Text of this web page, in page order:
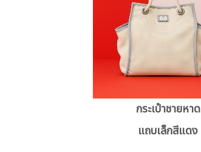
กระเป๋าชายหาด
แถบเล็กสีแดง